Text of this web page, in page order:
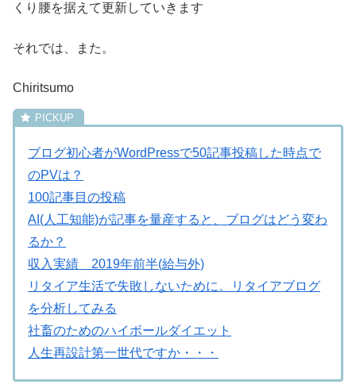
くり腰を据えて更新していきます
それでは、また。
Chiritsumo
ブログ初心者がWordPressで50記事投稿した時点で
のPVは？
100記事目の投稿
AI(人工知能)が記事を量産すると、ブログはどう変わ
るか？
収入実績 2019年前半(給与外)
リタイア生活で失敗しないために。リタイアブログ
を分析してみる
社畜のためのハイボールダイエット
人生再設計第一世代ですか・・・